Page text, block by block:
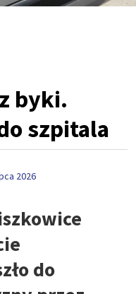
byki.
szpitala
2026
do